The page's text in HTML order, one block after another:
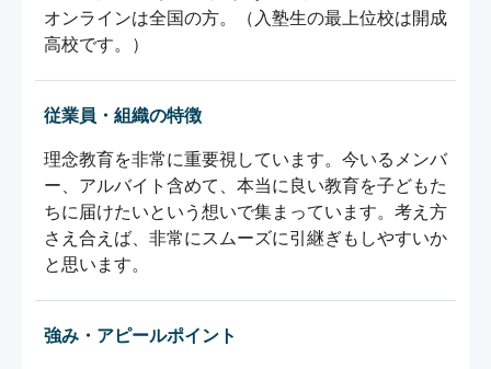
オンラインは全国の方。（入塾生の最上位校は開成
高校です。）
従業員・組織の特徴
理念教育を非常に重要視しています。今いるメンバ
ー、アルバイト含めて、本当に良い教育を子どもた
ちに届けたいという想いで集まっています。考え方
さえ合えば、非常にスムーズに引継ぎもしやすいか
と思います。
強み・アピールポイント